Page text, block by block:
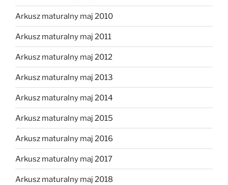
Arkusz maturalny maj 2010
Arkusz maturalny maj 2011
Arkusz maturalny maj 2012
Arkusz maturalny maj 2013
Arkusz maturalny maj 2014
Arkusz maturalny maj 2015
Arkusz maturalny maj 2016
Arkusz maturalny maj 2017
Arkusz maturalny maj 2018